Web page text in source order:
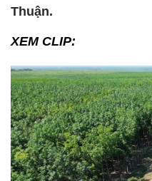
Thuận.
XEM CLIP: